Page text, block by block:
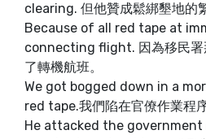
clearing. 但他贊成鬆綁墾地的
Because of all red tape at
connecting flight. 因為移民署
了轉機航班。
We got bogged down in a
red tape.我們陷在官僚作業程
He attacked the